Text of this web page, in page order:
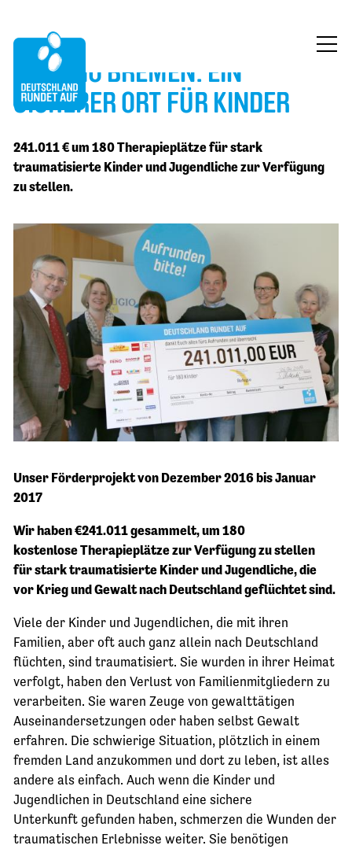
ÜBER UNS
FÖRDERUNG
JETZT SPENDEN
REFUGIO BREMEN: EIN
SICHERER ORT FÜR KINDER
241.011 € um 180 Therapieplätze für stark
traumatisierte Kinder und Jugendliche zur Verfügung
zu stellen.
Unser Förderprojekt von Dezember 2016 bis Januar
2017
Wir haben €241.011 gesammelt, um 180
kostenlose Therapieplätze zur Verfügung zu stellen
für stark traumatisierte Kinder und Jugendliche, die
vor Krieg und Gewalt nach Deutschland geflüchtet sind.
Viele der Kinder und Jugendlichen, die mit ihren
Familien, aber oft auch ganz allein nach Deutschland
flüchten, sind traumatisiert. Sie wurden in ihrer Heimat
verfolgt, haben den Verlust von Familienmitgliedern zu
verarbeiten. Sie waren Zeuge von gewalttätigen
Auseinandersetzungen oder haben selbst Gewalt
erfahren. Die schwierige Situation, plötzlich in einem
fremden Land anzukommen und dort zu leben, ist alles
andere als einfach. Auch wenn die Kinder und
Jugendlichen in Deutschland eine sichere
Unterkunft gefunden haben, schmerzen die Wunden der
traumatischen Erlebnisse weiter. Sie benötigen